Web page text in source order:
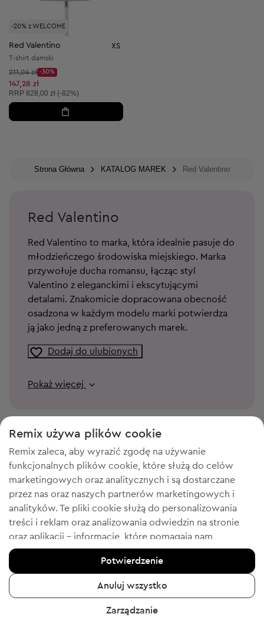
-20% z WELCOME
Red Valentino XS
T-shirt damski
Cena początkowa:
211,04 zł
Discount Price:
-30%
Obniżona cena:
147,28 zł
Cena sugerowana:
RRP 828,00 zł (-82%)
Strona Główna KATALOG MAREK Red Valentino
Red Valentino
Red Valentino to marka, która idealnie pasuje do
młodzieńczego środowiska miejskiego. Marka
przywołuje ducha romansu, łącząc styl
Valentino z eleganckimi i ekscytującymi
detalami. Znakomicie dopracowana obecność
osadzona w każdym modelu marki potwierdza
ją jako jedną z preferowanych marek.
Dodaj do ulubionych
Pokaż więcej
POTRZEBUJESZ MIEJSCA W
SZAFIE?​
Sprzedaj ubrania, akcesoria i buty, których już nie nosisz. Łatwo,
wygodnie i bezpłatnie!
Remix używa plików cookie
Remix zaleca, aby wyrazić zgodę na używanie
funkcjonalnych plików cookie, które służą do celów
marketingowych oraz analitycznych i są dostarczane
przez nas oraz naszych partnerów marketingowych i
analityków. Te pliki cookie służą do personalizowania
treści i reklam oraz analizowania odwiedzin na stronie
oraz aplikacji - informacje, które pomagają nam
pokazywać Tobie produkty, które Tobie się spodobają.
Jeśli się zgadzasz, potwierdź, klikając przycisk „Tak,
zgadzam się”.
Aby uzyskać więcej informacji, kliknij „Chcę uzyskać
więcej informacji” lub przejdź do „Polityki prywatności i
Potwierdzenie
Anuluj wszystko
Zarządzanie